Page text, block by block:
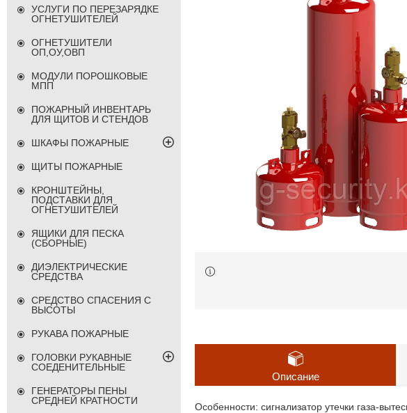
Описание
Особенности: сигнализатор утечки газа-
УСЛУГИ ПО ПЕРЕЗАРЯДКЕ
ОГНЕТУШИТЕЛЕЙ
ОГНЕТУШИТЕЛИ
ОП,ОУ,ОВП
МОДУЛИ ПОРОШКОВЫЕ
МПП
ПОЖАРНЫЙ ИНВЕНТАРЬ
ДЛЯ ЩИТОВ И СТЕНДОВ
ШКАФЫ ПОЖАРНЫЕ
ЩИТЫ ПОЖАРНЫЕ
КРОНШТЕЙНЫ,
ПОДСТАВКИ ДЛЯ
ОГНЕТУШИТЕЛЕЙ
ЯЩИКИ ДЛЯ ПЕСКА
(СБОРНЫЕ)
ДИЭЛЕКТРИЧЕСКИЕ
СРЕДСТВА
СРЕДСТВО СПАСЕНИЯ С
ВЫСОТЫ
РУКАВА ПОЖАРНЫЕ
ГОЛОВКИ РУКАВНЫЕ
СОЕДЕНИТЕЛЬНЫЕ
ГЕНЕРАТОРЫ ПЕНЫ
СРЕДНЕЙ КРАТНОСТИ